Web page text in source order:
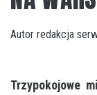
Autor redakcja
Trzypokojowe